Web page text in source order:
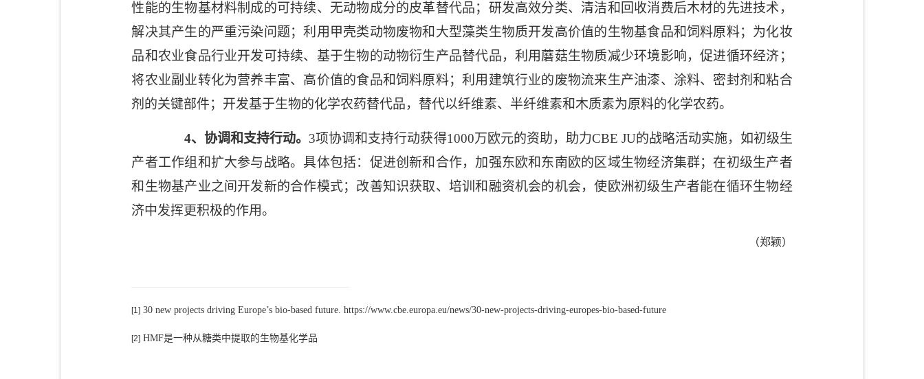
性能的生物基材料制成的可持续、无动物成分的皮革替代品；研发高效分类、清洁和回收消费后木材的先进技术，
解决其产生的严重污染问题；利用甲壳类动物废物和大型藻类生物质开发高价值的生物基食品和饲料原料；为化妆
品和农业食品行业开发可持续、基于生物的动物衍生产品替代品，利用蘑菇生物质减少环境影响，促进循环经济；
将农业副业转化为营养丰富、高价值的食品和饲料原料；利用建筑行业的废物流来生产油漆、涂料、密封剂和粘合
剂的关键部件；开发基于生物的化学农药替代品，替代以纤维素、半纤维素和木质素为原料的化学农药。
4、协调和支持行动。 3项协调和支持行动获得1000万欧元的资助，助力CBE JU的战略活动实施，如初级生
产者工作组和扩大参与战略。具体包括：促进创新和合作，加强东欧和东南欧的区域生物经济集群；在初级生产者
和生物基产业之间开发新的合作模式；改善知识获取、培训和融资机会的机会，使欧洲初级生产者能在循环生物经
济中发挥更积极的作用。
（郑颖）
[1] 30 new projects driving Europe’s bio-based future. https://www.cbe.europa.eu/news/30-new-projects-driving-europes-bio-based-future
[2] HMF是一种从糖类中提取的生物基化学品